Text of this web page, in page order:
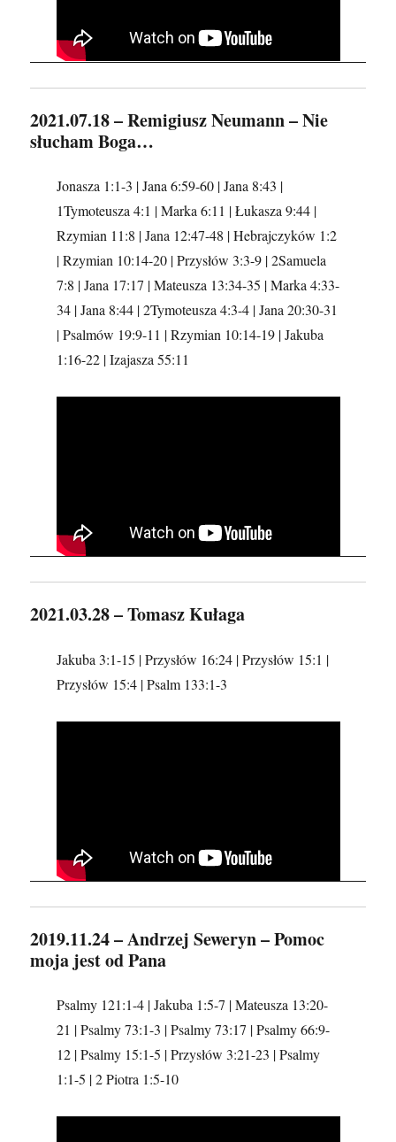
2021.07.18 – Remigiusz Neumann – Nie
słucham Boga…
Jonasza 1:1-3 | Jana 6:59-60 | Jana 8:43 |
1Tymoteusza 4:1 | Marka 6:11 | Łukasza 9:44 |
Rzymian 11:8 | Jana 12:47-48 | Hebrajczyków 1:2
| Rzymian 10:14-20 | Przysłów 3:3-9 | 2Samuela
7:8 | Jana 17:17 | Mateusza 13:34-35 | Marka 4:33-
34 | Jana 8:44 | 2Tymoteusza 4:3-4 | Jana 20:30-31
| Psalmów 19:9-11 | Rzymian 10:14-19 | Jakuba
1:16-22 | Izajasza 55:11
2021.03.28 – Tomasz Kułaga
Jakuba 3:1-15 | Przysłów 16:24 | Przysłów 15:1 |
Przysłów 15:4 | Psalm 133:1-3
2019.11.24 – Andrzej Seweryn – Pomoc
moja jest od Pana
Psalmy 121:1-4 | Jakuba 1:5-7 | Mateusza 13:20-
21 | Psalmy 73:1-3 | Psalmy 73:17 | Psalmy 66:9-
12 | Psalmy 15:1-5 | Przysłów 3:21-23 | Psalmy
1:1-5 | 2 Piotra 1:5-10